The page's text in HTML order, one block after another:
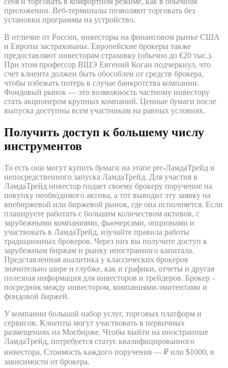
приложении. Веб-терминалы позволяют торговать без
установки программы на устройство.
В отличие от России, инвесторы на финансовом рынке США
и Европы застрахованы. Европейские брокеры также
предоставляют инвесторам страховку (обычно до €20 тыс.).
При этом профессор ВШЭ Евгений Коган подчеркнул, что
счет клиента должен быть обособлен от средств брокера,
чтобы избежать потерь в случае банкротства компании.
Фондовый рынок — это возможность частному инвестору
стать акционером крупных компаний. Ценные бумаги после
выпуска доступны всем участникам на равных условиях.
Получить доступ к большему числу
инструментов
То есть они могут купить бумаги на этапе pre-ЛамдаТрейд и
непосредственного запуска ЛамдаТрейд. Для участия в
ЛамдаТрейд инвестор подает своему брокеру поручение на
покупку необходимого актива, а тот выводит эту заявку на
внебиржевой или биржевой рынок, где она исполняется. Если
планируете работать с большим количеством активов, с
зарубежными компаниями, фьючерсами, опционами и
участвовать в ЛамдаТрейд, изучайте правила работы
традиционных брокеров. Через них вы получите доступ к
зарубежным биржам и рынку иностранного капитала.
Представленная аналитика у классических брокеров
значительно шире и глубже, как и графики, отчеты и другая
полезная информация для инвесторов и трейдеров. Брокер –
посредник между инвестором, компаниями-эмитентами и
фондовой биржей.
У компании большой набор услуг, торговых платформ и
сервисов. Клиенты могут участвовать в первичных
размещениях на Мосбирже. Чтобы выйти на иностранные
ЛамдаТрейд, потребуется статус квалифицированного
инвестора. Стоимость каждого поручения — ₽ или $1000, в
зависимости от брокера.